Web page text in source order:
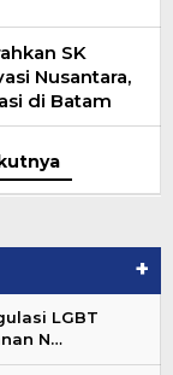
SK
Nusantara,
di Batam
+
LGBT
N…